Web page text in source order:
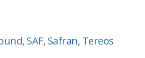
, SAF, Safran, Tereos